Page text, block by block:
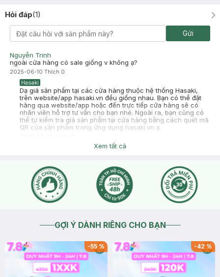
Hỏi đáp(1)
Gửi
Nguyễn Trinh
ngoài cửa hàng có sale giống v không ạ?
2025-06-10 Thích 0
Hasaki
Dạ giá sản phẩm tại các cửa hàng thuộc hệ thống Hasaki,
trên website/app hasaki.vn đều giống nhau. Bạn có thể đặt
hàng qua website/app hoặc đến trực tiếp cửa hàng sẽ có
nhân viên hỗ trợ tư vấn cho bạn nhé. Ngoài ra, bạn cũng có
thể tự kiểm tra giá sản phẩm tại cửa hàng bằng cách quét mã
QR của sản phẩm trong ứng dụng hasaki.vn ạ.
Xem tất cả
GỢI Ý DÀNH RIÊNG CHO BẠN
-55% -42%